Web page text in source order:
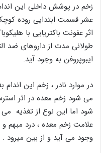
زخم در پوشش داخلی این
عشر قسمت ابتدایی روده
اثر عفونت باکتریایی با
طولانی مدت از داروهای ضد
ایبوپروفن به وجود آید.
در موارد نادر ، زخم این
می شود زخم معده در اثر
شود اما این نوع از تغذیه می
علامت زخم معده ، درد مبهم
وجود می آید و از بین میرود .